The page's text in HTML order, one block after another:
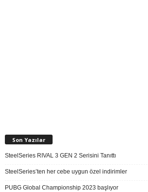
Son Yazılar
SteelSeries RIVAL 3 GEN 2 Serisini Tanıttı
SteelSeries’ten her cebe uygun özel indirimler
PUBG Global Championship 2023 başlıyor